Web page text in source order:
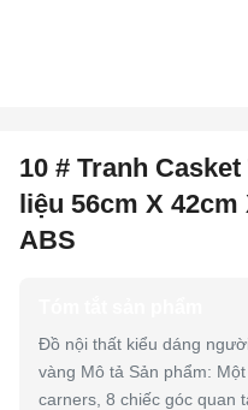
10 # Tranh
liệu 56cm X
ABS
Đồ nội thất kiểu dáng
vàng Mô tả Sản phẩm:
carners, 8 chiếc góc quan